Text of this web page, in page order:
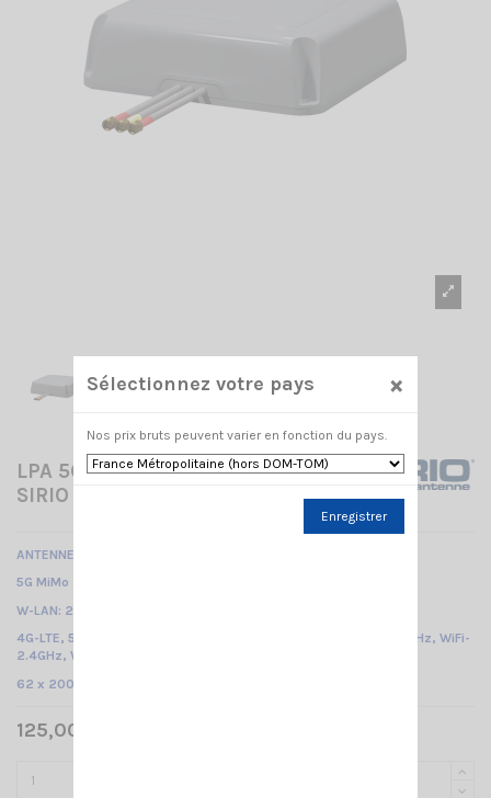
LPA 5G SIDE MIMO/WLAN
SIRIO
ANTENNE FIXE WLAN-CELLULAIRE
5G MiMo 2x: 698-960 MHz & 1.71- 3.8 GHz (2G, 3G, 4G, 5G)
W-LAN: 2.4-2.485 GHz & 5.15-6 GHz (W-Lan Dual band) /
4G-LTE, 5G, ISM/SIGFOX/LoRa 868MHz, ISM/SIGFOX/LoRa 915MHz, WiFi-
2.4GHz, WiFi-5GHz /
62 x 200 x 200
125,00 € TTC
Sélectionnez votre pays ×
Nos prix bruts peuvent varier en fonction du pays.
Enregistrer